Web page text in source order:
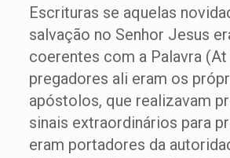
Escrituras se aquelas
salvação no Senhor Jesus
coerentes com a Palavra (At
pregadores ali eram os
apóstolos, que realizavam
sinais extraordinários para
eram portadores da